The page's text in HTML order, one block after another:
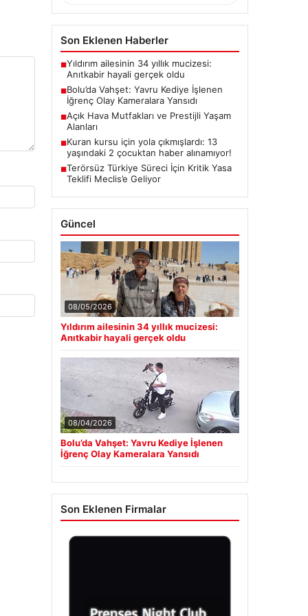
Son Eklenen Haberler
■Yıldırım ailesinin 34 yıllık mucizesi:
Anıtkabir hayali gerçek oldu
■Bolu’da Vahşet: Yavru Kediye İşlenen
İğrenç Olay Kameralara Yansıdı
■Açık Hava Mutfakları ve Prestijli Yaşam
Alanları
■Kuran kursu için yola çıkmışlardı: 13
yaşındaki 2 çocuktan haber alınamıyor!
■Terörsüz Türkiye Süreci İçin Kritik Yasa
Teklifi Meclis’e Geliyor
Güncel
08/05/2026
Yıldırım ailesinin 34 yıllık mucizesi:
Anıtkabir hayali gerçek oldu
08/04/2026
Bolu’da Vahşet: Yavru Kediye İşlenen
İğrenç Olay Kameralara Yansıdı
Son Eklenen Firmalar